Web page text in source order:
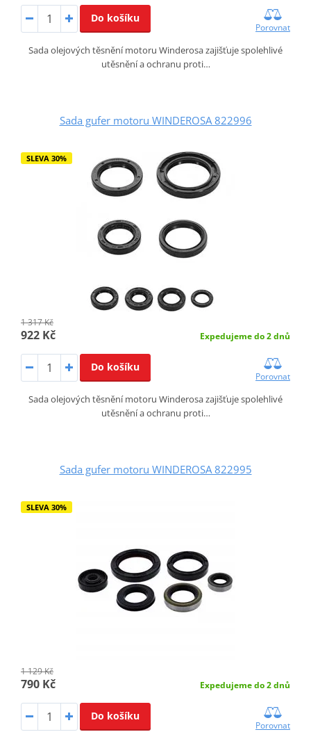
Do košíku
Porovnat
Sada olejových těsnění motoru Winderosa zajišťuje spolehlivé
utěsnění a ochranu proti…
Sada gufer motoru WINDEROSA 822996
SLEVA 30%
1 317 Kč
922 Kč Expedujeme do 2 dnů
Do košíku
Porovnat
Sada olejových těsnění motoru Winderosa zajišťuje spolehlivé
utěsnění a ochranu proti…
Sada gufer motoru WINDEROSA 822995
SLEVA 30%
1 129 Kč
790 Kč Expedujeme do 2 dnů
Do košíku
Porovnat